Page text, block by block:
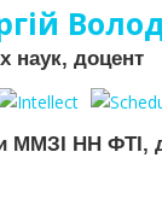
наук, доцент
ММЗІ НН ФТІ,